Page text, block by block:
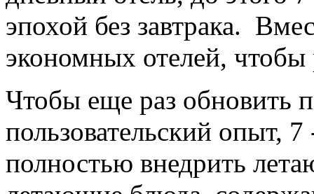
эпохой без завтрака.
экономных отелей, чтобы
Чтобы еще раз обновить
пользовательский опыт,
полностью внедрить